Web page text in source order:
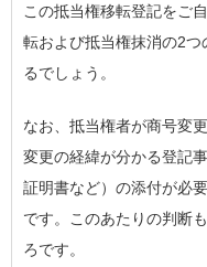
この抵当権移転登記をご
転および抵当権抹消の2
るでしょう。
なお、抵当権者が商号変
変更の経緯が分かる登記
証明書など）の添付が必
です。このあたりの判断
ろです。